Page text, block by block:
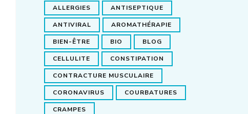
ALLERGIES ANTISEPTIQUE
ANTIVIRAL AROMATHÉRAPIE
BIEN-ÊTRE BIO BLOG
CELLULITE CONSTIPATION
CONTRACTURE MUSCULAIRE
CORONAVIRUS COURBATURES
CRAMPES